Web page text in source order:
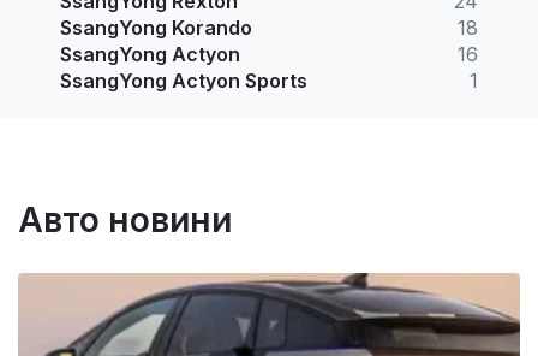
SsangYong Korando
18
SsangYong Actyon
16
SsangYong Actyon Sports
1
Авто новини